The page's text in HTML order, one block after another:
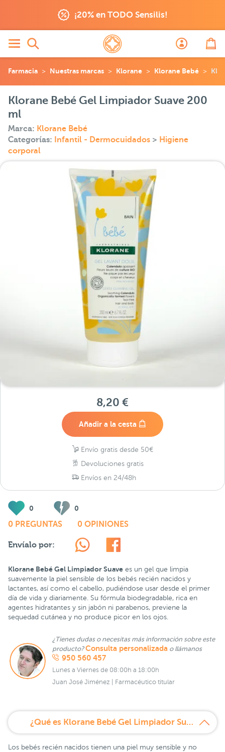
¡20% en TODO Sensilis!
Farmacia Nuestras marcas Klorane Klorane Bebé
Klorane Bebé Gel Limpiador Suave 200
ml
Marca: Klorane Bebé
Categorías:
Infantil - Dermocuidados > Higiene
corporal
8,20 €
Añadir a la cesta
Envío gratis desde 50€
Devoluciones gratis
Envíos en 24/48h
0 0
0 PREGUNTAS 0 OPINIONES
Envíalo por:
Klorane Bebé Gel Limpiador Suave es un gel que limpia
suavemente la piel sensible de los bebés recién nacidos y
lactantes, así como el cabello, pudiéndose usar desde el primer
día de vida y diariamente. Su fórmula biodegradable, rica en
agentes hidratantes y sin jabón ni parabenos, previene la
sequedad cutánea y no produce picor en los ojos.
¿Tienes dudas o necesitas más información sobre este
producto?Consulta personalizada o llámanos
950 560 457
Lunes a Viernes de 08:00h a 18:00h
Juan José Jiménez | Farmacéutico titular
¿Qué es Klorane Bebé Gel Limpiador Suave 200 ml?
Los bebés recién nacidos tienen una piel muy sensible y no